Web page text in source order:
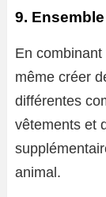
9.
En
même créer
différentes
vêtements et
animal.